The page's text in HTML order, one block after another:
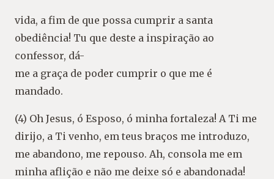
vida, a fim de que possa cumprir a santa
obediência! Tu que deste a inspiração ao
confessor, dá-
me a graça de poder cumprir o que me é
mandado.
(4) Oh Jesus, ó Esposo, ó minha fortaleza! A Ti me
dirijo, a Ti venho, em teus braços me introduzo,
me abandono, me repouso. Ah, consola me em
minha aflição e não me deixe só e abandonada!